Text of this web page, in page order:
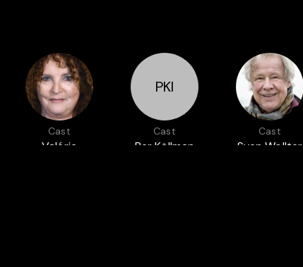
Cast
Valérie
PKl
Cast
Per Källman
Cast
Sven Wollter